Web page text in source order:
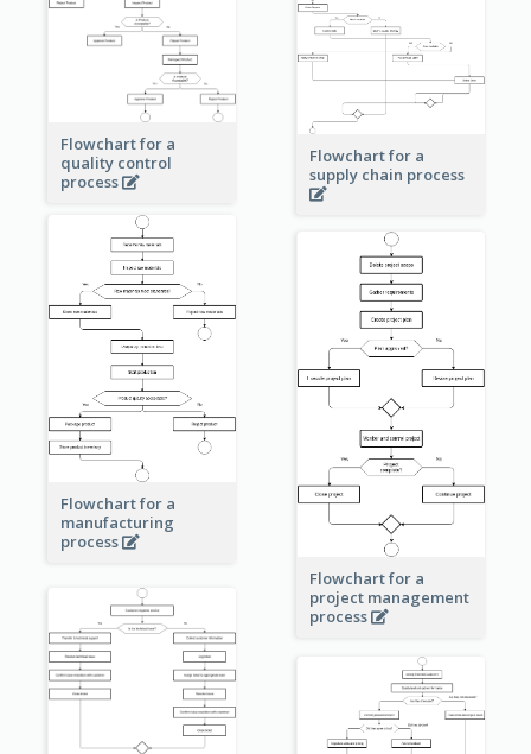
Flowchart for a
quality control
process
Flowchart for a
supply chain process
Flowchart for a
manufacturing
process
Flowchart for a
project management
process